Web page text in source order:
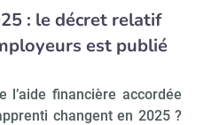
: le décret relatif
est publié
l’aide financière accordée
changent en 2025 ?